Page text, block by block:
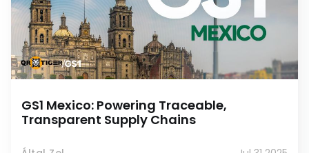
GS1 Mexico: Powering Traceable,
Transparent Supply Chains